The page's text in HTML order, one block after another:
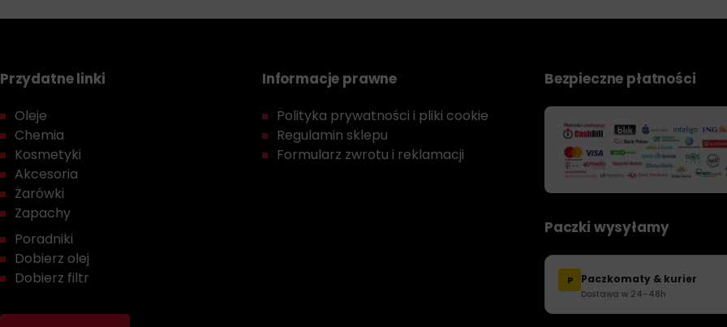
Przydatne linki
Oleje
Chemia
Kosmetyki
Akcesoria
Żarówki
Zapachy
Poradniki
Dobierz olej
Dobierz filtr
Informacje prawne
Polityka prywatności i pliki cookie
Regulamin sklepu
Formularz zwrotu i reklamacji
Bezpieczne płatności
Paczki wysyłamy
P Paczkomaty & kurier
Dostawa w 24–48h